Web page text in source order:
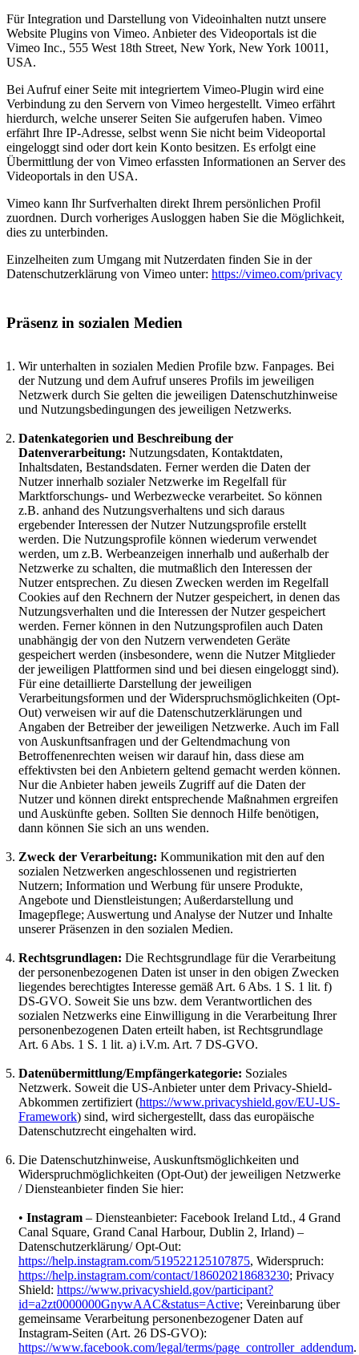
Für Integration und Darstellung von Videoinhalten nutzt unsere
Website Plugins von Vimeo. Anbieter des Videoportals ist die
Vimeo Inc., 555 West 18th Street, New York, New York 10011,
USA.
Bei Aufruf einer Seite mit integriertem Vimeo-Plugin wird eine
Verbindung zu den Servern von Vimeo hergestellt. Vimeo erfährt
hierdurch, welche unserer Seiten Sie aufgerufen haben. Vimeo
erfährt Ihre IP-Adresse, selbst wenn Sie nicht beim Videoportal
eingeloggt sind oder dort kein Konto besitzen. Es erfolgt eine
Übermittlung der von Vimeo erfassten Informationen an Server des
Videoportals in den USA.
Vimeo kann Ihr Surfverhalten direkt Ihrem persönlichen Profil
zuordnen. Durch vorheriges Ausloggen haben Sie die Möglichkeit,
dies zu unterbinden.
Einzelheiten zum Umgang mit Nutzerdaten finden Sie in der
Datenschutzerklärung von Vimeo unter: https://vimeo.com/privacy
Präsenz in sozialen Medien
Wir unterhalten in sozialen Medien Profile bzw. Fanpages. Bei
der Nutzung und dem Aufruf unseres Profils im jeweiligen
Netzwerk durch Sie gelten die jeweiligen Datenschutzhinweise
und Nutzungsbedingungen des jeweiligen Netzwerks.
Datenkategorien und Beschreibung der
Datenverarbeitung: Nutzungsdaten, Kontaktdaten,
Inhaltsdaten, Bestandsdaten. Ferner werden die Daten der
Nutzer innerhalb sozialer Netzwerke im Regelfall für
Marktforschungs- und Werbezwecke verarbeitet. So können
z.B. anhand des Nutzungsverhaltens und sich daraus
ergebender Interessen der Nutzer Nutzungsprofile erstellt
werden. Die Nutzungsprofile können wiederum verwendet
werden, um z.B. Werbeanzeigen innerhalb und außerhalb der
Netzwerke zu schalten, die mutmaßlich den Interessen der
Nutzer entsprechen. Zu diesen Zwecken werden im Regelfall
Cookies auf den Rechnern der Nutzer gespeichert, in denen das
Nutzungsverhalten und die Interessen der Nutzer gespeichert
werden. Ferner können in den Nutzungsprofilen auch Daten
unabhängig der von den Nutzern verwendeten Geräte
gespeichert werden (insbesondere, wenn die Nutzer Mitglieder
der jeweiligen Plattformen sind und bei diesen eingeloggt sind).
Für eine detaillierte Darstellung der jeweiligen
Verarbeitungsformen und der Widerspruchsmöglichkeiten (Opt-
Out) verweisen wir auf die Datenschutzerklärungen und
Angaben der Betreiber der jeweiligen Netzwerke. Auch im Fall
von Auskunftsanfragen und der Geltendmachung von
Betroffenenrechten weisen wir darauf hin, dass diese am
effektivsten bei den Anbietern geltend gemacht werden können.
Nur die Anbieter haben jeweils Zugriff auf die Daten der
Nutzer und können direkt entsprechende Maßnahmen ergreifen
und Auskünfte geben. Sollten Sie dennoch Hilfe benötigen,
dann können Sie sich an uns wenden.
Zweck der Verarbeitung: Kommunikation mit den auf den
sozialen Netzwerken angeschlossenen und registrierten
Nutzern; Information und Werbung für unsere Produkte,
Angebote und Dienstleistungen; Außerdarstellung und
Imagepflege; Auswertung und Analyse der Nutzer und Inhalte
unserer Präsenzen in den sozialen Medien.
Rechtsgrundlagen: Die Rechtsgrundlage für die Verarbeitung
der personenbezogenen Daten ist unser in den obigen Zwecken
liegendes berechtigtes Interesse gemäß Art. 6 Abs. 1 S. 1 lit. f)
DS-GVO. Soweit Sie uns bzw. dem Verantwortlichen des
sozialen Netzwerks eine Einwilligung in die Verarbeitung Ihrer
personenbezogenen Daten erteilt haben, ist Rechtsgrundlage
Art. 6 Abs. 1 S. 1 lit. a) i.V.m. Art. 7 DS-GVO.
Datenübermittlung/Empfängerkategorie: Soziales
Netzwerk. Soweit die US-Anbieter unter dem Privacy-Shield-
Abkommen zertifiziert (https://www.privacyshield.gov/EU-US-
Framework) sind, wird sichergestellt, dass das europäische
Datenschutzrecht eingehalten wird.
Die Datenschutzhinweise, Auskunftsmöglichkeiten und
Widerspruchmöglichkeiten (Opt-Out) der jeweiligen Netzwerke
/ Diensteanbieter finden Sie hier:
• Instagram – Diensteanbieter: Facebook Ireland Ltd., 4 Grand
Canal Square, Grand Canal Harbour, Dublin 2, Irland) –
Datenschutzerklärung/ Opt-Out:
https://help.instagram.com/519522125107875, Widerspruch:
https://help.instagram.com/contact/186020218683230; Privacy
Shield: https://www.privacyshield.gov/participant?
id=a2zt0000000GnywAAC&status=Active; Vereinbarung über
gemeinsame Verarbeitung personenbezogener Daten auf
Instagram-Seiten (Art. 26 DS-GVO):
https://www.facebook.com/legal/terms/page_controller_addendum.